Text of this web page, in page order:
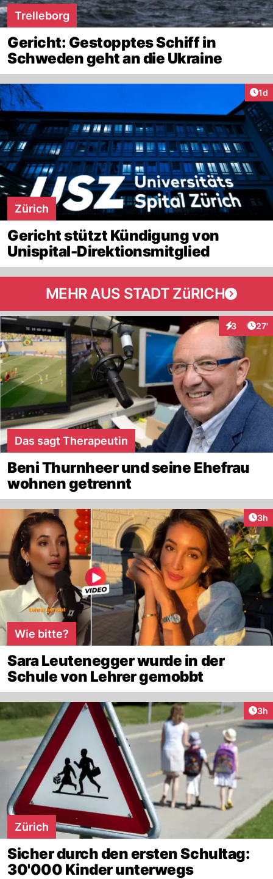
Trelleborg
Gericht: Gestopptes Schiff in
Schweden geht an die Ukraine
1d
Zürich
Gericht stützt Kündigung von
Unispital-Direktionsmitglied
MEHR AUS STADT ZüRICH
3 27'
Das sagt Therapeutin
Beni Thurnheer und seine Ehefrau
wohnen getrennt
3h
Wie bitte?
Sara Leutenegger wurde in der
Schule von Lehrer gemobbt
3h
Zürich
Sicher durch den ersten Schultag:
30'000 Kinder unterwegs